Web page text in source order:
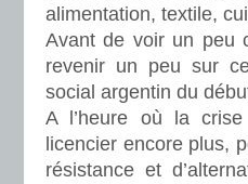
alimentation, textile,
Avant de voir un peu
revenir un peu sur
social argentin du
A l’heure où la
licencier encore plus,
résistance et